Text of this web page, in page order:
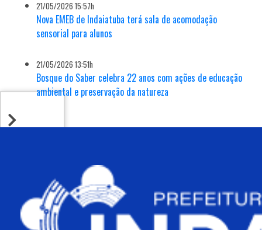
21/05/2026 15:57h
Nova EMEB de Indaiatuba terá sala de acomodação
sensorial para alunos
21/05/2026 13:51h
Bosque do Saber celebra 22 anos com ações de educação
ambiental e preservação da natureza